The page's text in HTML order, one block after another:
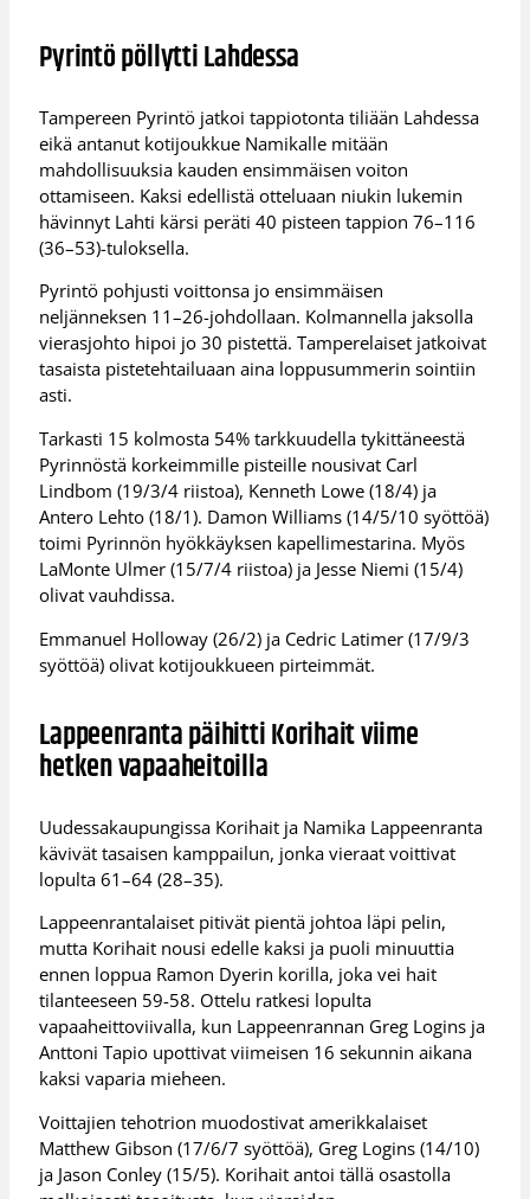
Pyrintö pöllytti Lahdessa
Tampereen Pyrintö jatkoi tappiotonta tiliään Lahdessa
eikä antanut kotijoukkue Namikalle mitään
mahdollisuuksia kauden ensimmäisen voiton
ottamiseen. Kaksi edellistä otteluaan niukin lukemin
hävinnyt Lahti kärsi peräti 40 pisteen tappion 76–116
(36–53)-tuloksella.
Pyrintö pohjusti voittonsa jo ensimmäisen
neljänneksen 11–26-johdollaan. Kolmannella jaksolla
vierasjohto hipoi jo 30 pistettä. Tamperelaiset jatkoivat
tasaista pistetehtailuaan aina loppusummerin sointiin
asti.
Tarkasti 15 kolmosta 54% tarkkuudella tykittäneestä
Pyrinnöstä korkeimmille pisteille nousivat Carl
Lindbom (19/3/4 riistoa), Kenneth Lowe (18/4) ja
Antero Lehto (18/1). Damon Williams (14/5/10 syöttöä)
toimi Pyrinnön hyökkäyksen kapellimestarina. Myös
LaMonte Ulmer (15/7/4 riistoa) ja Jesse Niemi (15/4)
olivat vauhdissa.
Emmanuel Holloway (26/2) ja Cedric Latimer (17/9/3
syöttöä) olivat kotijoukkueen pirteimmät.
Lappeenranta päihitti Korihait viime
hetken vapaaheitoilla
Uudessakaupungissa Korihait ja Namika Lappeenranta
kävivät tasaisen kamppailun, jonka vieraat voittivat
lopulta 61–64 (28–35).
Lappeenrantalaiset pitivät pientä johtoa läpi pelin,
mutta Korihait nousi edelle kaksi ja puoli minuuttia
ennen loppua Ramon Dyerin korilla, joka vei hait
tilanteeseen 59-58. Ottelu ratkesi lopulta
vapaaheittoviivalla, kun Lappeenrannan Greg Logins ja
Anttoni Tapio upottivat viimeisen 16 sekunnin aikana
kaksi vaparia mieheen.
Voittajien tehotrion muodostivat amerikkalaiset
Matthew Gibson (17/6/7 syöttöä), Greg Logins (14/10)
ja Jason Conley (15/5). Korihait antoi tällä osastolla